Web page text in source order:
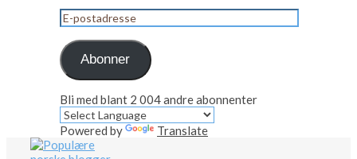
E-
postadresse
Abonner
Bli med blant 2 004 andre abonnenter
Powered by Translate